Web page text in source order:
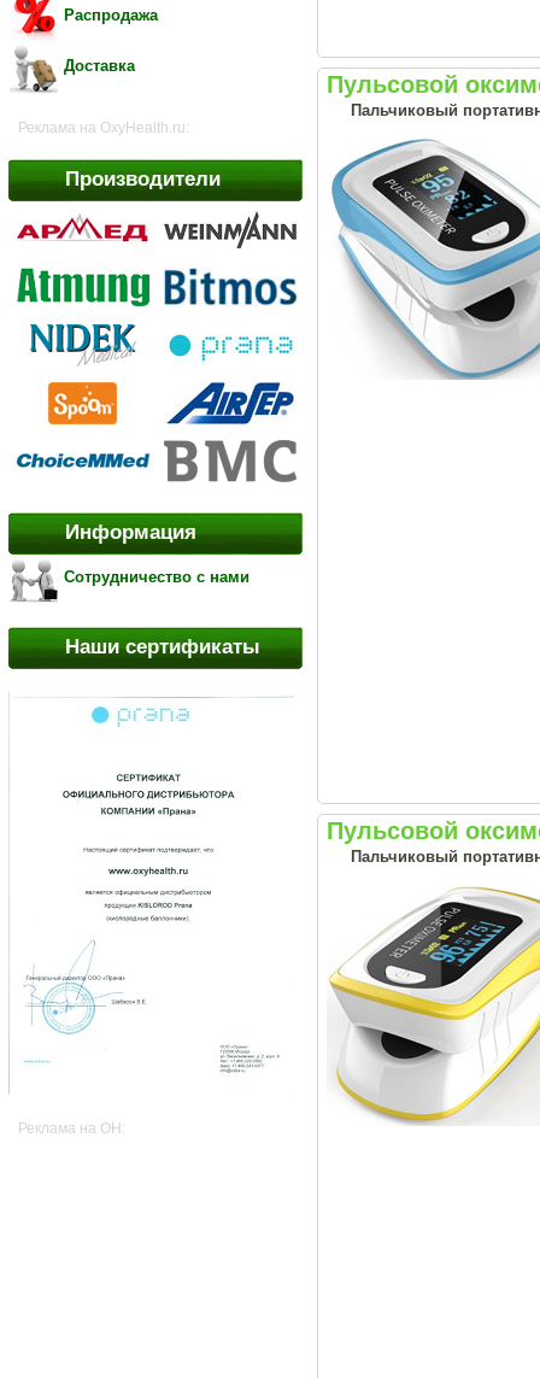
Распродажа
Доставка
Реклама на OxyHealth.ru:
Производители
Информация
Сотрудничество с нами
Наши сертификаты
Реклама на OH:
Пульсовой
Пальчиковый
Пульсовой
Пальчиковый